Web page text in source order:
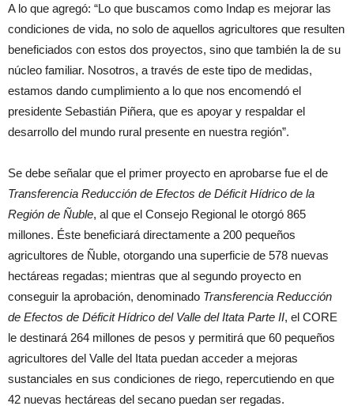
A lo que agregó: “Lo que buscamos como Indap es mejorar las
condiciones de vida, no solo de aquellos agricultores que resulten
beneficiados con estos dos proyectos, sino que también la de su
núcleo familiar. Nosotros, a través de este tipo de medidas,
estamos dando cumplimiento a lo que nos encomendó el
presidente Sebastián Piñera, que es apoyar y respaldar el
desarrollo del mundo rural presente en nuestra región”.
Se debe señalar que el primer proyecto en aprobarse fue el de
Transferencia Reducción de Efectos de Déficit Hídrico de la
Región de Ñuble, al que el Consejo Regional le otorgó 865
millones. Éste beneficiará directamente a 200 pequeños
agricultores de Ñuble, otorgando una superficie de 578 nuevas
hectáreas regadas; mientras que al segundo proyecto en
conseguir la aprobación, denominado Transferencia Reducción
de Efectos de Déficit Hídrico del Valle del Itata Parte II, el CORE
le destinará 264 millones de pesos y permitirá que 60 pequeños
agricultores del Valle del Itata puedan acceder a mejoras
sustanciales en sus condiciones de riego, repercutiendo en que
42 nuevas hectáreas del secano puedan ser regadas.